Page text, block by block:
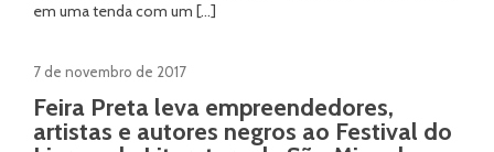
em uma tenda com um […]
7 de novembro de 2017
Feira Preta leva empreendedores,
artistas e autores negros ao Festival do